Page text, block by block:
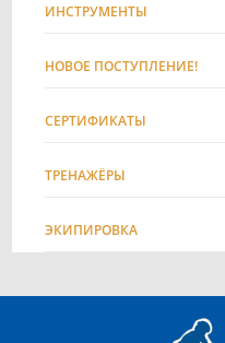
ИНСТРУМЕНТЫ
НОВОЕ ПОСТУПЛЕНИЕ!
СЕРТИФИКАТЫ
ТРЕНАЖЁРЫ
ЭКИПИРОВКА